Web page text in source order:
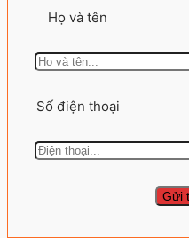
Họ và tên
Số điện thoại